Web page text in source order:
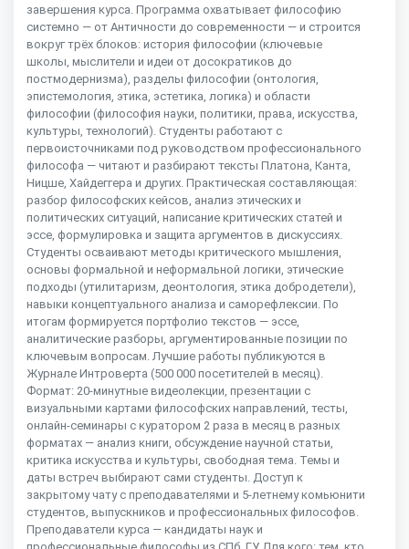
завершения курса. Программа охватывает философию
системно — от Античности до современности — и строится
вокруг трёх блоков: история философии (ключевые
школы, мыслители и идеи от досократиков до
постмодернизма), разделы философии (онтология,
эпистемология, этика, эстетика, логика) и области
философии (философия науки, политики, права, искусства,
культуры, технологий). Студенты работают с
первоисточниками под руководством профессионального
философа — читают и разбирают тексты Платона, Канта,
Ницше, Хайдеггера и других. Практическая составляющая:
разбор философских кейсов, анализ этических и
политических ситуаций, написание критических статей и
эссе, формулировка и защита аргументов в дискуссиях.
Студенты осваивают методы критического мышления,
основы формальной и неформальной логики, этические
подходы (утилитаризм, деонтология, этика добродетели),
навыки концептуального анализа и саморефлексии. По
итогам формируется портфолио текстов — эссе,
аналитические разборы, аргументированные позиции по
ключевым вопросам. Лучшие работы публикуются в
Журнале Интроверта (500 000 посетителей в месяц).
Формат: 20-минутные видеолекции, презентации с
визуальными картами философских направлений, тесты,
онлайн-семинары с куратором 2 раза в месяц в разных
форматах — анализ книги, обсуждение научной статьи,
критика искусства и культуры, свободная тема. Темы и
даты встреч выбирают сами студенты. Доступ к
закрытому чату с преподавателями и 5-летнему комьюнити
студентов, выпускников и профессиональных философов.
Преподаватели курса — кандидаты наук и